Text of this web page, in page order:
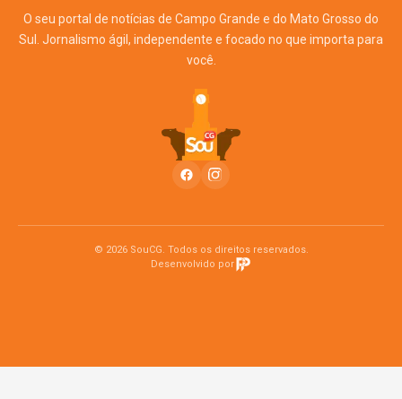
O seu portal de notícias de Campo Grande e do Mato Grosso do
Sul. Jornalismo ágil, independente e focado no que importa para
você.
© 2026 SouCG. Todos os direitos reservados.
Desenvolvido por